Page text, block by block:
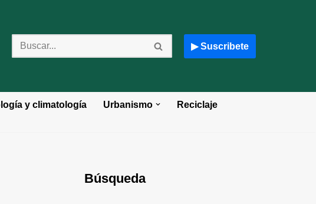
▶ Suscribete
y climatología Urbanismo
Reciclaje
Búsqueda